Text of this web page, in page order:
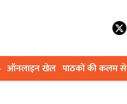
ऑनलाइन खेल पाठकों की कलम से